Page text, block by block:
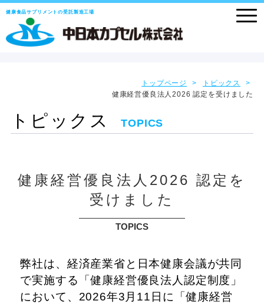
健康食品サプリメントの受託製造工場
トップページ
トピックス
健康経営優良法人2026 認定を受けました
トピックス TOPICS
健康経営優良法人2026 認定を
受けました
TOPICS
弊社は、経済産業省と日本健康会議が共同
で実施する「健康経営優良法人認定制度」
において、2026年3月11日に「健康経営